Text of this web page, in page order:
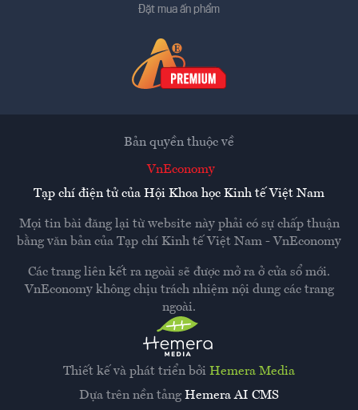
Đặt mua ấn phẩm
Thiết kế và phát triển bởi Hemera Media
Dựa trên nền tảng Hemera AI CMS
Bản quyền thuộc về
VnEconomy
Tạp chí điện tử của Hội Khoa học Kinh tế Việt Nam
Mọi tin bài đăng lại từ website này phải có sự chấp thuận
bằng văn bản của Tạp chí Kinh tế Việt Nam - VnEconomy
Các trang liên kết ra ngoài sẽ được mở ra ở cửa sổ mới.
VnEconomy không chịu trách nhiệm nội dung các trang
ngoài.